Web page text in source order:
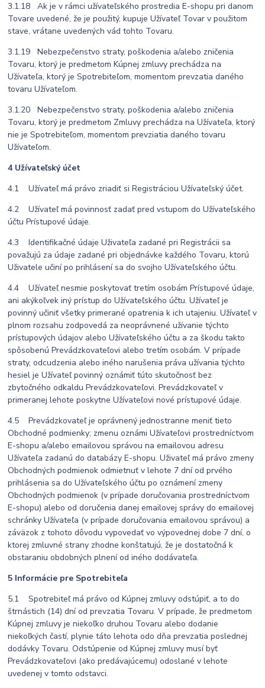
3.1.18 Ak je v rámci užívateľského prostredia E-shopu pri danom
Tovare uvedené, že je použitý, kupuje Užívateľ Tovar v použitom
stave, vrátane uvedených vád tohto Tovaru.
3.1.19 Nebezpečenstvo straty, poškodenia a/alebo zničenia
Tovaru, ktorý je predmetom Kúpnej zmluvy prechádza na
Užívateľa, ktorý je Spotrebiteľom, momentom prevzatia daného
tovaru Užívateľom.
3.1.20 Nebezpečenstvo straty, poškodenia a/alebo zničenia
Tovaru, ktorý je predmetom Zmluvy prechádza na Užívateľa, ktorý
nie je Spotrebiteľom, momentom prevziatia daného tovaru
Užívateľom.
4 Užívateľský účet
4.1 Užívateľ má právo zriadiť si Registráciou Užívateľský účet.
4.2 Užívateľ má povinnosť zadať pred vstupom do Užívateľského
účtu Prístupové údaje.
4.3 Identifikačné údaje Uživateľa zadané pri Registrácii sa
považujú za údaje zadané pri objednávke každého Tovaru, ktorú
Uživatele učiní po prihlásení sa do svojho Užívateľského účtu.
4.4 Užívateľ nesmie poskytovať tretím osobám Prístupové údaje,
ani akýkoľvek iný prístup do Užívateľského účtu. Užívateľ je
povinný učiniť všetky primerané opatrenia k ich utajeniu. Užívateľ v
plnom rozsahu zodpovedá za neoprávnené užívanie týchto
prístupových údajov alebo Užívateľského účtu a za škodu takto
spôsobenú Prevádzkovateľovi alebo tretím osobám. V prípade
straty, odcudzenia alebo iného narušenia práva užívania týchto
hesiel je Užívateľ povinný oznámiť túto skutočnosť bez
zbytočného odkaldu Prevádzkovateľovi. Prevádzkovateľ v
primeranej lehote poskytne Užívateľovi nové prístupové údaje.
4.5 Prevádzkovateľ je oprávnený jednostranne meniť tieto
Obchodné podmienky; zmenu oznámi Užívateľovi prostredníctvom
E-shopu a/alebo emailovou správou na emailovou adresu
Užívateľa zadanú do databázy E-shopu. Uživateľ má právo zmeny
Obchodných podmienok odmietnuť v lehote 7 dní od prvého
prihlásenia sa do Užívateľského účtu po oznámení zmeny
Obchodných podmienok (v prípade doručovania prostredníctvom
E-shopu) alebo od doručenia danej emailovej správy do emailovej
schránky Užívateľa (v prípade doručovania emailovou správou) a
záväzok z tohoto dôvodu vypovedať vo výpovednej dobe 7 dní, o
ktorej zmluvné strany zhodne konštatujú, že je dostatočná k
obstaraniu obdobných plnení od iného dodávateľa.
5 Informácie pre Spotrebiteľa
5.1 Spotrebiteľ má právo od Kúpnej zmluvy odstúpiť, a to do
štrnástich (14) dní od prevzatia Tovaru. V prípade, že predmetom
Kúpnej zmluvy je niekoľko druhou Tovaru alebo dodanie
niekoľkých častí, plynie táto lehota odo dňa prevzatia poslednej
dodávky Tovaru. Odstúpenie od Kúpnej zmluvy musí byť
Prevádzkovateľovi (ako predávajúcemu) odoslané v lehote
uvedenej v tomto odstavci.